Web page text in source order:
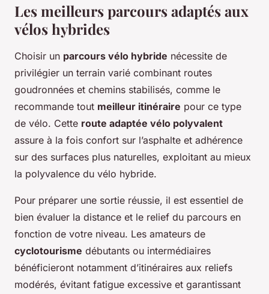
Les meilleurs parcours adaptés aux
vélos hybrides
Choisir un parcours vélo hybride nécessite de
privilégier un terrain varié combinant routes
goudronnées et chemins stabilisés, comme le
recommande tout meilleur itinéraire pour ce type
de vélo. Cette route adaptée vélo polyvalent
assure à la fois confort sur l’asphalte et adhérence
sur des surfaces plus naturelles, exploitant au mieux
la polyvalence du vélo hybride.
Pour préparer une sortie réussie, il est essentiel de
bien évaluer la distance et le relief du parcours en
fonction de votre niveau. Les amateurs de
cyclotourisme débutants ou intermédiaires
bénéficieront notamment d’itinéraires aux reliefs
modérés, évitant fatigue excessive et garantissant